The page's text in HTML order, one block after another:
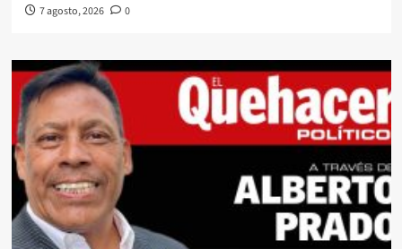
7 agosto, 2026 0